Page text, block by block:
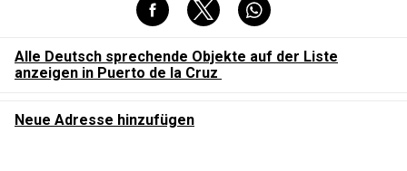
Alle Deutsch sprechende Objekte auf der Liste
anzeigen in Puerto de la Cruz
Neue Adresse hinzufügen